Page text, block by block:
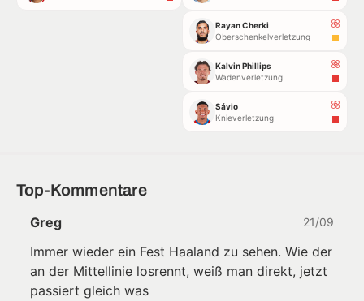
Rayan Cherki
Oberschenkelverletzung
Kalvin Phillips
Wadenverletzung
Sávio
Knieverletzung
Top-Kommentare
Greg 21/09
Immer wieder ein Fest Haaland zu sehen. Wie der
an der Mittellinie losrennt, weiß man direkt, jetzt
passiert gleich was